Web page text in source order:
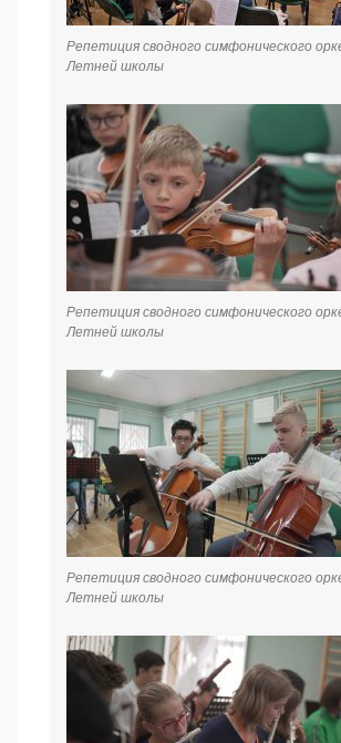
Репетиция сводного симфонического
Летней школы
Репетиция сводного симфонического
Летней школы
Репетиция сводного симфонического
Летней школы